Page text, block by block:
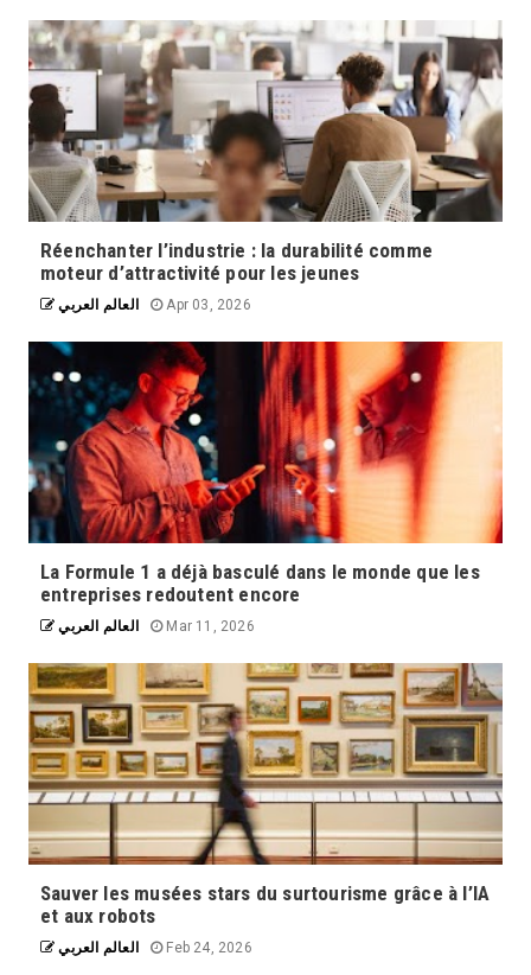
Réenchanter l’industrie : la durabilité comme
moteur d’attractivité pour les jeunes
العالم العربي Apr 03, 2026
La Formule 1 a déjà basculé dans le monde que les
entreprises redoutent encore
العالم العربي Mar 11, 2026
Sauver les musées stars du surtourisme grâce à l’IA
et aux robots
العالم العربي Feb 24, 2026
La souveraineté numérique de l'Europe
est un enjeu majeur face à l'évolution
rapide des technologies d'intelligence
artificielle (IA). La maîtrise et la